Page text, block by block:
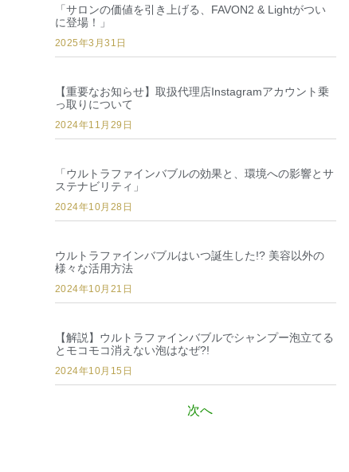
「サロンの価値を引き上げる、FAVON2 & Lightがつい
に登場！」
2025年3月31日
【重要なお知らせ】取扱代理店Instagramアカウント乗
っ取りについて
2024年11月29日
「ウルトラファインバブルの効果と、環境への影響とサ
ステナビリティ」
2024年10月28日
ウルトラファインバブルはいつ誕生した!? 美容以外の
様々な活用方法
2024年10月21日
【解説】ウルトラファインバブルでシャンプー泡立てる
とモコモコ消えない泡はなぜ?!
2024年10月15日
次へ